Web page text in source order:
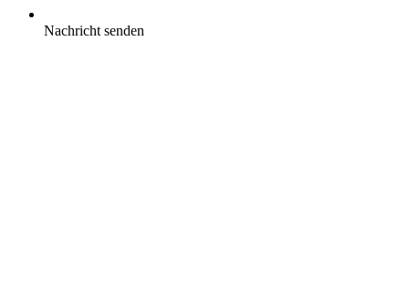
Nachricht senden